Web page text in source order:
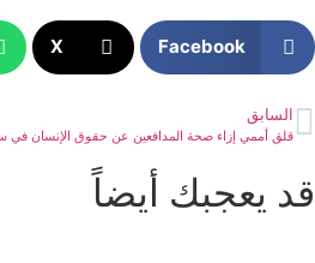
Facebook
X
السابق
قلق أممي إزاء صحة المدافعين عن حقوق الإنسان في
قد يعجبك أيضاً